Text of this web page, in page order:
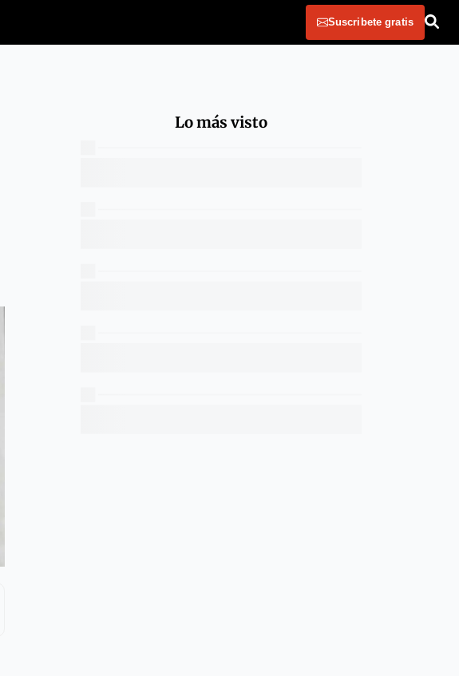
Suscribete gratis
Lo más visto